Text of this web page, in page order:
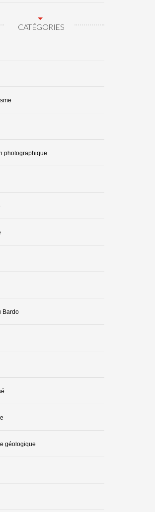
CATÉGORIES
photographique
Bardo
géologique